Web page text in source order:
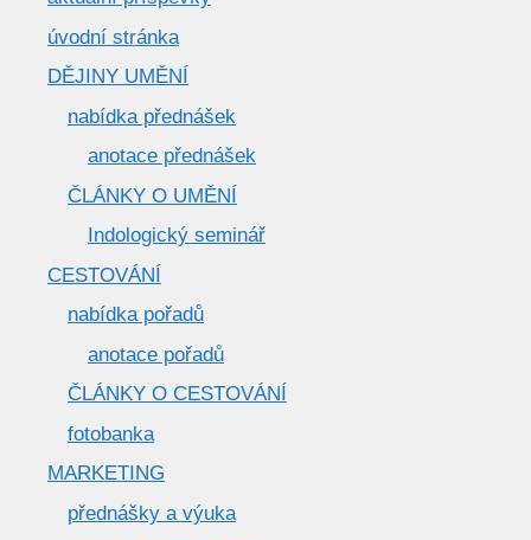
úvodní stránka
DĚJINY UMĚNÍ
nabídka přednášek
anotace přednášek
ČLÁNKY O UMĚNÍ
Indologický seminář
CESTOVÁNÍ
nabídka pořadů
anotace pořadů
ČLÁNKY O CESTOVÁNÍ
fotobanka
MARKETING
přednášky a výuka